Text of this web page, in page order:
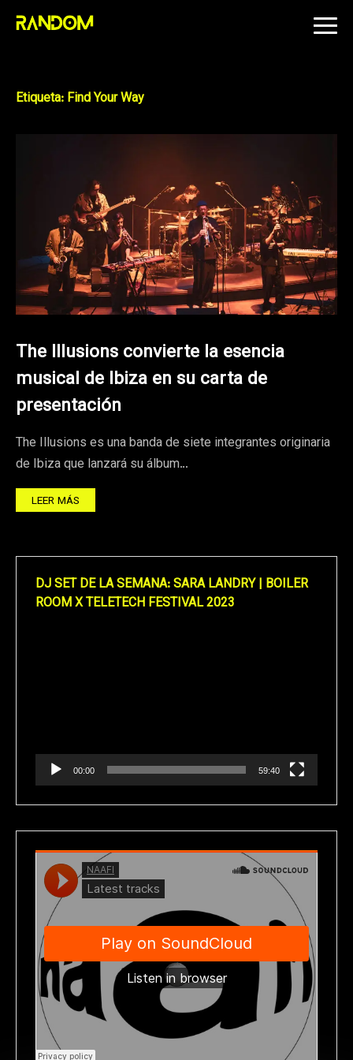
Skip
Etiqueta: Find Your Way
The Illusions convierte la esencia
musical de Ibiza en su carta de
presentación
The Illusions es una banda de siete integrantes originaria
de Ibiza que lanzará su álbum…
LEER MÁS
DJ SET DE LA SEMANA: SARA LANDRY | BOILER
ROOM X TELETECH FESTIVAL 2023
00:00 59:40